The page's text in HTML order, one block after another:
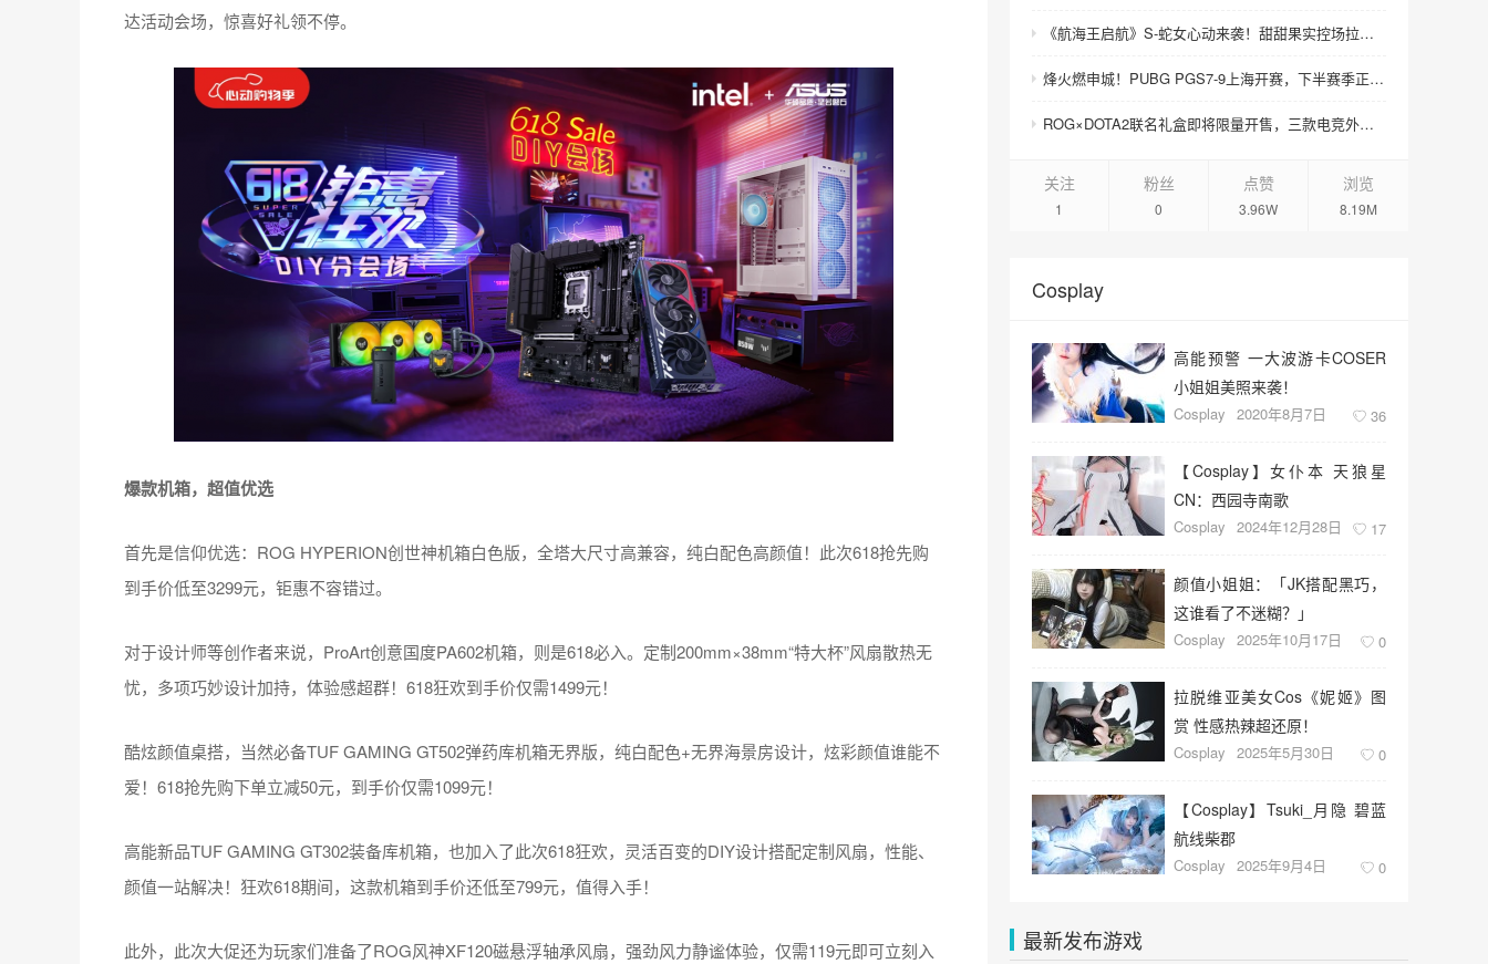
达活动会场，惊喜好礼领不停。
爆款机箱，超值优选
首先是信仰优选：ROG HYPERION创世神机箱白色版，全塔大尺寸高兼容，纯白配色高颜值！此次618抢先购
到手价低至3299元，钜惠不容错过。
对于设计师等创作者来说，ProArt创意国度PA602机箱，则是618必入。定制200mm×38mm“特大杯”风扇散热无
忧，多项巧妙设计加持，体验感超群！618狂欢到手价仅需1499元！
酷炫颜值桌搭，当然必备TUF GAMING GT502弹药库机箱无界版，纯白配色+无界海景房设计，炫彩颜值谁能不
爱！618抢先购下单立减50元，到手价仅需1099元！
高能新品TUF GAMING GT302装备库机箱，也加入了此次618狂欢，灵活百变的DIY设计搭配定制风扇，性能、
颜值一站解决！狂欢618期间，这款机箱到手价还低至799元，值得入手！
此外，此次大促还为玩家们准备了ROG风神XF120磁悬浮轴承风扇，强劲风力静谧体验，仅需119元即可立刻入
《航海王启航》S-蛇女心动来袭！甜甜果实控场拉满，夏日盛宴开启
烽火燃申城！PUBG PGS7-9上海开赛，下半赛季正式打响！
ROG×DOTA2联名礼盒即将限量开售，三款电竞外设致敬玩家青春记忆
关注
1
粉丝
0
点赞
3.96W
浏览
8.19M
Cosplay
高能预警 一大波游卡COSER
小姐姐美照来袭！
Cosplay 2020年8月7日 36
【Cosplay】女仆本 天狼星
CN：西园寺南歌
Cosplay 2024年12月28日 17
颜值小姐姐：「JK搭配黑巧，
这谁看了不迷糊？」
Cosplay 2025年10月17日 0
拉脱维亚美女Cos《妮姬》图
赏 性感热辣超还原！
Cosplay 2025年5月30日 0
【Cosplay】Tsuki_月隐 碧蓝
航线柴郡
Cosplay 2025年9月4日 0
最新发布游戏